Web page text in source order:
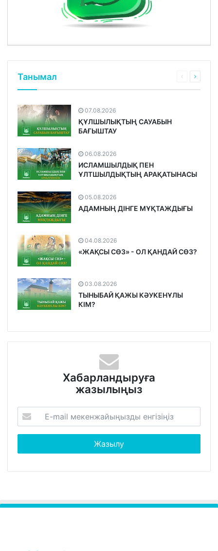
Танымал
07.08.2026
ҚҰЛШЫЛЫҚТЫҢ САУАБЫН
БАҒЫШТАУ
06.08.2026
ИСЛАМШЫЛДЫҚ ПЕН
ҰЛТШЫЛДЫҚТЫҢ АРАҚАТЫНАСЫ
05.08.2026
АДАМНЫҢ ДІНГЕ МҰҚТАЖДЫҒЫ
04.08.2026
«ЖАҚСЫ СӨЗ» - ОЛ ҚАНДАЙ СӨЗ?
03.08.2026
ТЫНЫБАЙ ҚАЖЫ КӘУКЕНҰЛЫ
КІМ?
Хабарландыруға
жазылыңыз